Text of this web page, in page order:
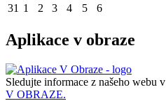
31 1 2 3 4 5 6
Aplikace v obraze
Sledujte informace z našeho webu v
V OBRAZE.